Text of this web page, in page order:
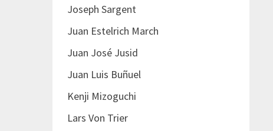
Joseph Sargent
Juan Estelrich March
Juan José Jusid
Juan Luis Buñuel
Kenji Mizoguchi
Lars Von Trier